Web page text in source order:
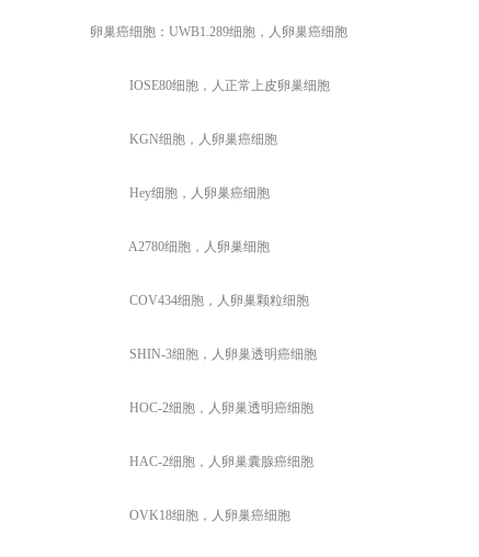
卵巢癌细胞：UWB1.289细胞，人卵巢癌细胞
IOSE80细胞，人正常上皮卵巢细胞
KGN细胞，人卵巢癌细胞
Hey细胞，人卵巢癌细胞
A2780细胞，人卵巢细胞
COV434细胞，人卵巢颗粒细胞
SHIN-3细胞，人卵巢透明癌细胞
HOC-2细胞，人卵巢透明癌细胞
HAC-2细胞，人卵巢囊腺癌细胞
OVK18细胞，人卵巢癌细胞